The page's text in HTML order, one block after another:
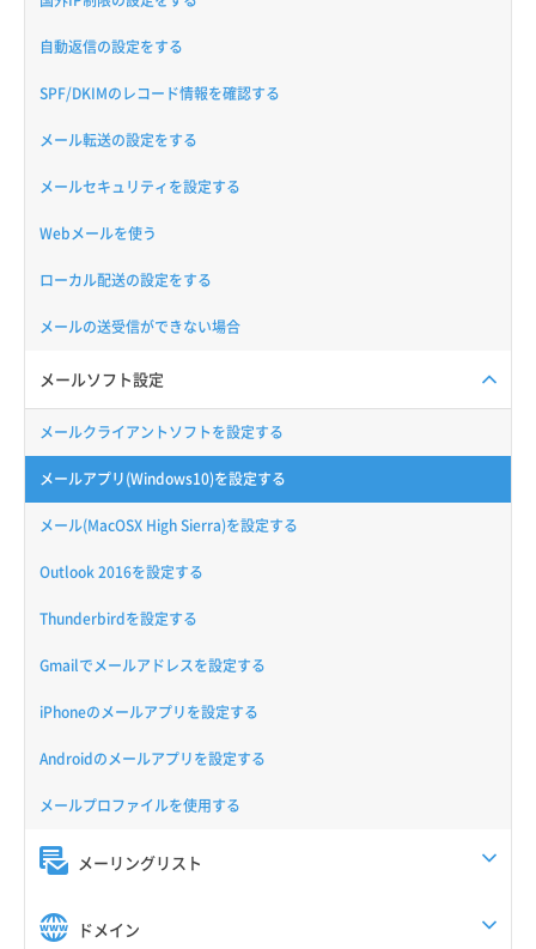
自動返信の設定をする
SPF/DKIMのレコード情報を確認する
メール転送の設定をする
メールセキュリティを設定する
Webメールを使う
ローカル配送の設定をする
メールの送受信ができない場合
メールソフト設定
メールクライアントソフトを設定する
メールアプリ(Windows10)を設定する
メール(MacOSX High Sierra)を設定する
Outlook 2016を設定する
Thunderbirdを設定する
Gmailでメールアドレスを設定する
iPhoneのメールアプリを設定する
Androidのメールアプリを設定する
メールプロファイルを使用する
メーリングリスト
ドメイン